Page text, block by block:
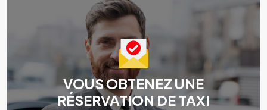
VOUS OBTENEZ UNE
RÉSERVATION DE TAXI